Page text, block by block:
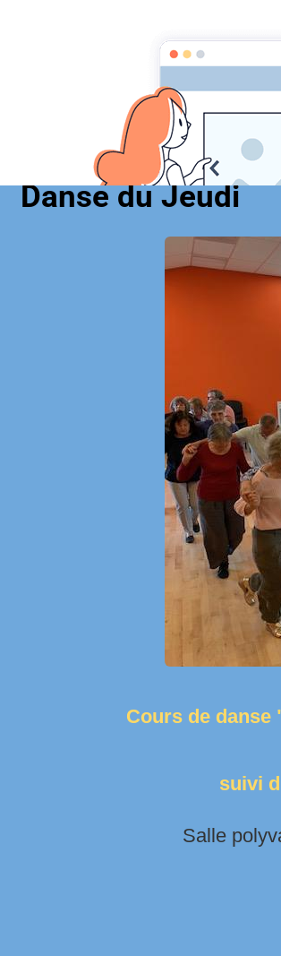
Cercle
Danse du Jeudi
Cours de
suivi
Salle